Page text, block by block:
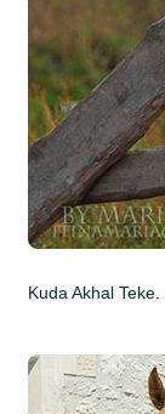
Kuda Akhal